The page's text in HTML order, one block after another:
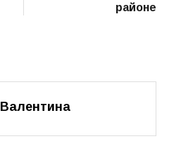
районе
Валентина